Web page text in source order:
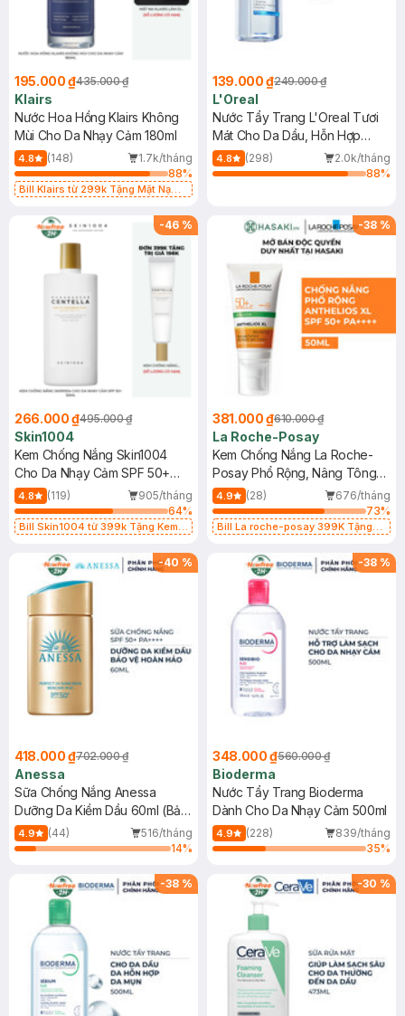
195.000 ₫435.000 ₫
Klairs
Nước Hoa Hồng Klairs Không
Mùi Cho Da Nhạy Cảm 180ml
4.8 (148)
1.7k/tháng
88%
Bill Klairs từ 299k Tặng Mặt Nạ
25ml (SL Có Hạn)
139.000 ₫249.000 ₫
L'Oreal
Nước Tẩy Trang L'Oreal Tươi
Mát Cho Da Dầu, Hỗn Hợp
400ml
4.8 (298)
2.0k/tháng
88%
-46 %
266.000 ₫495.000 ₫
Skin1004
Kem Chống Nắng Skin1004
Cho Da Nhạy Cảm SPF 50+
50ml
4.8 (119)
905/tháng
64%
Bill Skin1004 từ 399k Tặng Kem
SPF 50+ 20ml (SL Có Hạn)
-38 %
381.000 ₫610.000 ₫
La Roche-Posay
Kem Chống Nắng La Roche-
Posay Phổ Rộng, Nâng Tông
Kiềm Dầu 50ml
4.9 (28)
676/tháng
73%
Bill La roche-posay 399K Tặng
(SL có hạn)
-40 %
418.000 ₫702.000 ₫
Anessa
Sữa Chống Nắng Anessa
Dưỡng Da Kiềm Dầu 60ml (Bản
Mới)
4.9 (44)
516/tháng
14%
-38 %
348.000 ₫560.000 ₫
Bioderma
Nước Tẩy Trang Bioderma
Dành Cho Da Nhạy Cảm 500ml
4.9 (228)
839/tháng
35%
-38 % -30 %